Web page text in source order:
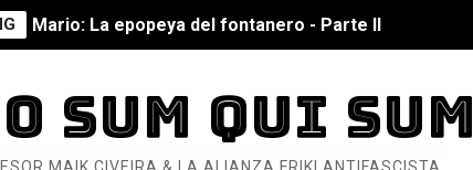
Mario: La epopeya del fontanero - Parte II
Pequeña Filmoteca Antifascista
SUM QUI SUM